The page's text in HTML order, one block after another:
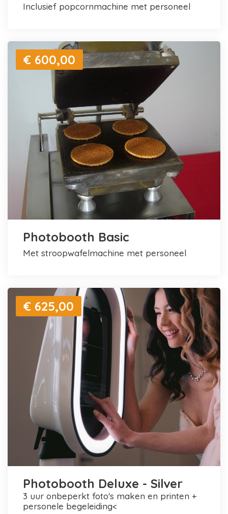
inclusief popcornmachine met personeel
€ 600,00
Photobooth Basic
met stroopwafelmachine met personeel
€ 625,00
Photobooth Deluxe - Silver
3 uur onbeperkt foto's maken en printen +
personele begeleiding<